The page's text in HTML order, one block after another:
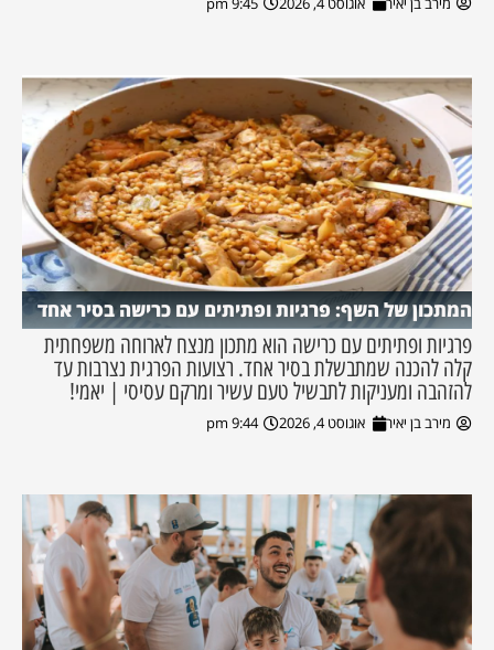
המתכון של השף: פרגיות ופתיתים עם כרישה בסיר אחד
פרגיות ופתיתים עם כרישה הוא מתכון מנצח לארוחה משפחתית
קלה להכנה שמתבשלת בסיר אחד. רצועות הפרגית נצרבות עד
להזהבה ומעניקות לתבשיל טעם עשיר ומרקם עסיסי | יאמי!
מירב בן יאיר אוגוסט 4, 2026 9:44 pm